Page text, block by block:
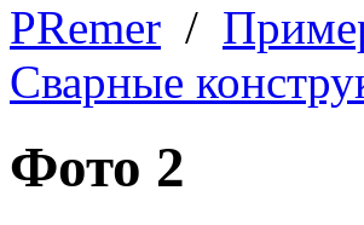
PRemer /
Сварные
Фото 2